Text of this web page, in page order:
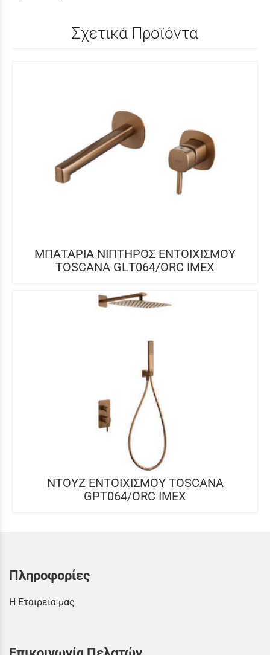
Σχετικά Προϊόντα
ΜΠΑΤΑΡΙΑ ΝΙΠΤΗΡΟΣ ΕΝΤΟΙΧΙΣΜΟΥ
TOSCANA GLΤ064/ORC IMEX
NTOYZ ΕΝΤOIXIΣΜΟΥ TOSCANA
GPT064/ORC IMEX
Πληροφορίες
Η Εταιρεία μας